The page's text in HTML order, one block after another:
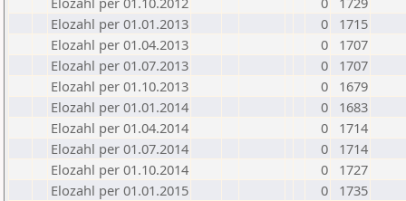
Elozahl per 01.01.2013
0
1715
Elozahl per 01.04.2013
0
1707
Elozahl per 01.07.2013
0
1707
Elozahl per 01.10.2013
0
1679
Elozahl per 01.01.2014
0
1683
Elozahl per 01.04.2014
0
1714
Elozahl per 01.07.2014
0
1714
Elozahl per 01.10.2014
0
1727
Elozahl per 01.01.2015
0
1735